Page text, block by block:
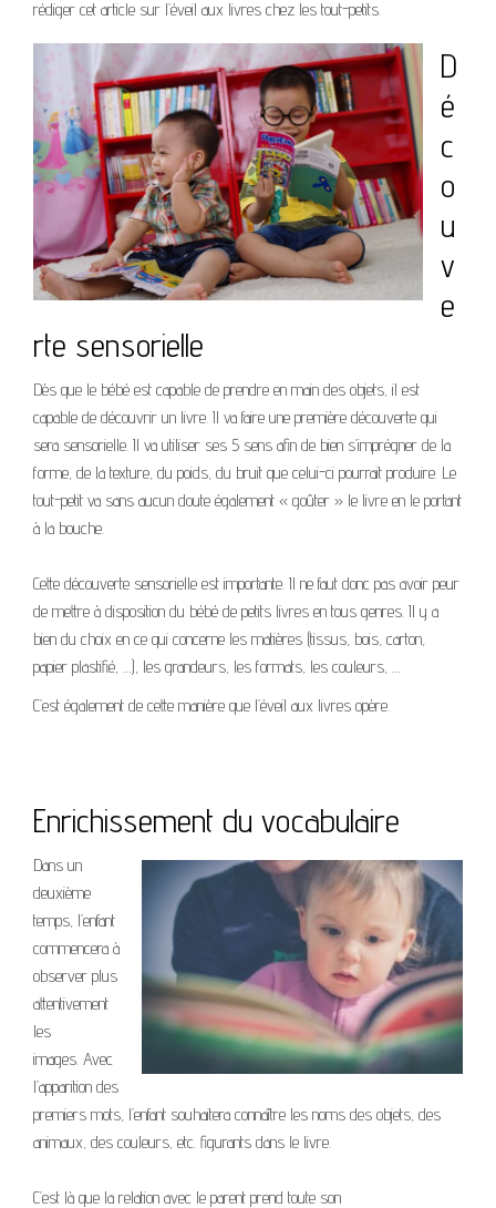
rédiger cet article sur l’éveil aux livres chez les tout-petits.
D
é
c
o
u
v
e
rte sensorielle
Dès que le bébé est capable de prendre en main des objets, il est
capable de découvrir un livre. Il va faire une première découverte qui
sera sensorielle. Il va utiliser ses 5 sens afin de bien s’imprégner de la
forme, de la texture, du poids, du bruit que celui-ci pourrait produire. Le
tout-petit va sans aucun doute également « goûter » le livre en le portant
à la bouche.
Cette découverte sensorielle est importante. Il ne faut donc pas avoir peur
de mettre à disposition du bébé de petits livres en tous genres. Il y a
bien du choix en ce qui concerne les matières (tissus, bois, carton,
papier plastifié, …), les grandeurs, les formats, les couleurs, …
C’est également de cette manière que l’éveil aux livres opère.
Enrichissement du vocabulaire
Dans un
deuxième
temps, l’enfant
commencera à
observer plus
attentivement
les
images. Avec
l’apparition des
premiers mots, l’enfant souhaitera connaître les noms des objets, des
animaux, des couleurs, etc. figurants dans le livre.
C’est là que la relation avec le parent prend toute son